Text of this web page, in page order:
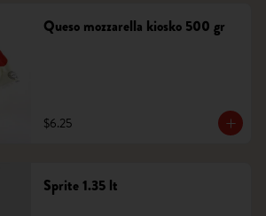
Queso mozzarella kiosko 500 gr
$6.25
Sprite 1.35 lt